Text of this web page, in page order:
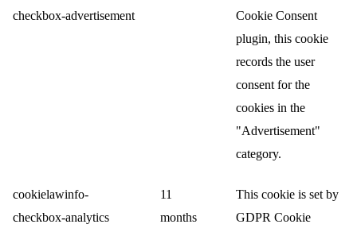
checkbox-advertisement
Cookie Consent
plugin, this cookie
records the user
consent for the
cookies in the
"Advertisement"
category.
cookielawinfo-
checkbox-analytics
11
months
This cookie is set by
GDPR Cookie